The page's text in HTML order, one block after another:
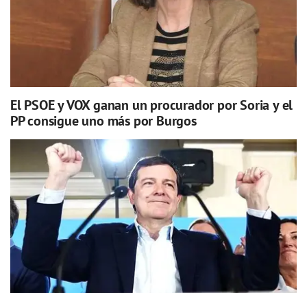
El PSOE y VOX ganan un procurador por Soria y el
PP consigue uno más por Burgos